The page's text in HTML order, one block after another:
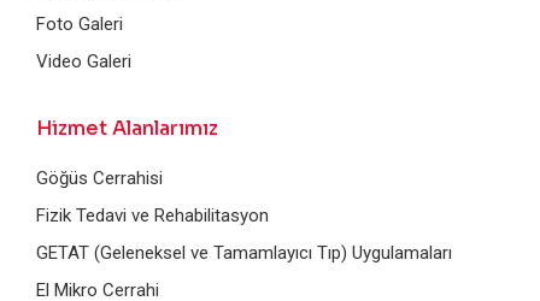
Foto Galeri
Video Galeri
Hizmet Alanlarımız
Göğüs Cerrahisi
Fizik Tedavi ve Rehabilitasyon
GETAT (Geleneksel ve Tamamlayıcı Tıp) Uygulamaları
El Mikro Cerrahi